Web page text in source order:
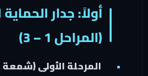
أولاً: جدار الحماية الثلاثي
(المراحل 1 – 3)
المرحلة الأولى (شمعة البولي